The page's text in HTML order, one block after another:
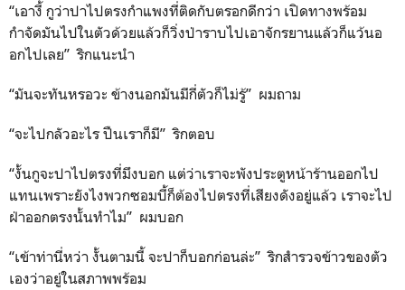
“เอางี้ กูว่าปาไปตรงกำแพงที่ติดกับตรอกดีกว่า เปิดทางพร้อม
กำจัดมันไปในตัวด้วยแล้วก็วิ่งป่าราบไปเอาจักรยานแล้วก็แว้นอ
อกไปเลย” ริกแนะนำ
“มันจะทันหรอวะ ข้างนอกมันมีกี่ตัวก็ไม่รู้” ผมถาม
“จะไปกลัวอะไร ปืนเราก็มี” ริกตอบ
“งั้นกูจะปาไปตรงที่มึงบอก แต่ว่าเราจะพังประตูหน้าร้านออกไป
แทนเพราะยังไงพวกซอมบี้ก็ต้องไปตรงที่เสียงดังอยู่แล้ว เราจะไป
ฝ่าออกตรงนั้นทำไม” ผมบอก
“เข้าท่านี่หว่า งั้นตามนี้ จะปาก็บอกก่อนล่ะ” ริกสำรวจข้าวของตัว
เองว่าอยู่ในสภาพพร้อม